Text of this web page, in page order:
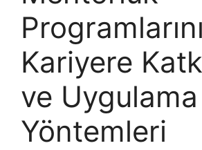
Kariyere
ve Uygulama
Yöntemleri